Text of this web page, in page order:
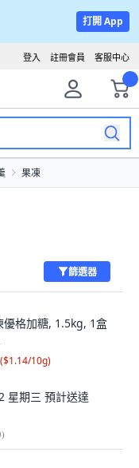
打開 App
客服中心
註冊會員
登入
果凍
篩選器
優格加糖, 1.5kg, 1盒
($1.14/10g)
星期三 預計送達
)